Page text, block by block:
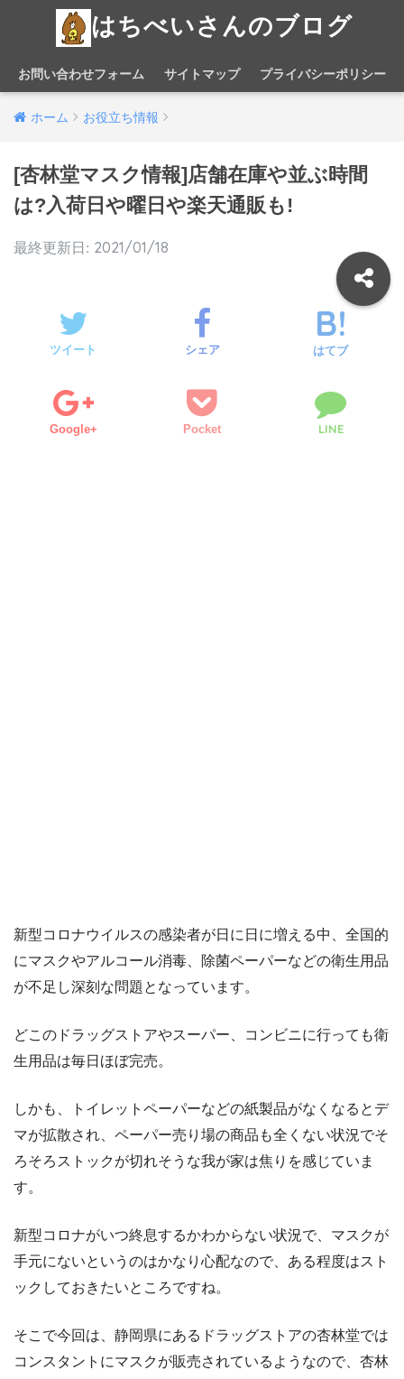
はちべいさんのブログ
お問い合わせフォーム サイトマップ プライバシーポリシー
ホーム お役立ち情報
[杏林堂マスク情報]店舗在庫や並ぶ時間
は?入荷日や曜日や楽天通販も!
2021/01/18
ツイート シェア はてブ
Google+ Pocket LINE
新型コロナウイルスの感染者が日に日に増える中、全国的
にマスクやアルコール消毒、除菌ペーパーなどの衛生用品
が不足し深刻な問題となっています。
どこのドラッグストアやスーパー、コンビニに行っても衛
生用品は毎日ほぼ完売。
しかも、トイレットペーパーなどの紙製品がなくなるとデ
マが拡散され、ペーパー売り場の商品も全くない状況でそ
ろそろストックが切れそうな我が家は焦りを感じていま
す。
新型コロナがいつ終息するかわからない状況で、マスクが
手元にないというのはかなり心配なので、ある程度はスト
ックしておきたいところですね。
そこで今回は、静岡県にあるドラッグストアの杏林堂では
コンスタントにマスクが販売されているようなので、杏林